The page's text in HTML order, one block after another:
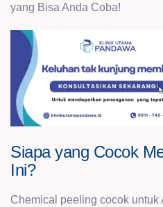
yang Bisa Anda Coba!
Siapa yang Cocok
Ini?
Chemical peeling cocok untuk